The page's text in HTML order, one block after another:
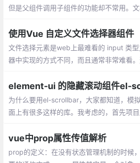
但是父组件调用子组件的功能却不常用。
是hook的讲的太少
使用Vue 自定义文件选择器组件
文件选择元素是web上最难看的 input 类
器中实现的方式不同，而且通常非常难看。
element-ui 的隐藏滚动组件el-
为什么要用el-scrollbar，大家都知道，模
面上有很多这样的库。我考虑的，首先项
vue中prop属性传值解析
prop的定义：在没有状态管理机制的时候